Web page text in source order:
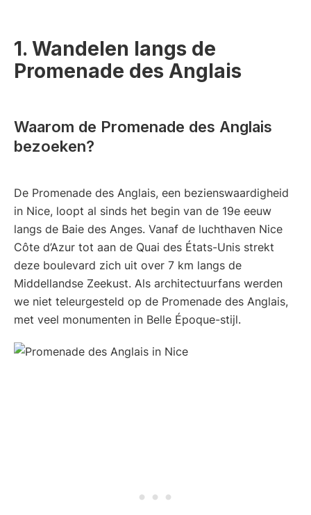
1. Wandelen langs de
Promenade des Anglais
Waarom de Promenade des Anglais
bezoeken?
De Promenade des Anglais, een bezienswaardigheid
in Nice, loopt al sinds het begin van de 19e eeuw
langs de Baie des Anges. Vanaf de luchthaven Nice
Côte d’Azur tot aan de Quai des États-Unis strekt
deze boulevard zich uit over 7 km langs de
Middellandse Zeekust. Als architectuurfans werden
we niet teleurgesteld op de Promenade des Anglais,
met veel monumenten in Belle Époque-stijl.